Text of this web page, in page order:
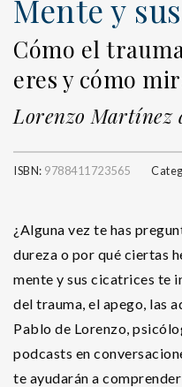
Mente y
Cómo el
eres y cómo
Lorenzo Martínez
ISBN: 9788411723565
¿Alguna vez te has
dureza o por qué ciertas
mente y sus cicatrices te
del trauma, el apego, las
Pablo de Lorenzo,
podcasts en
te ayudarán a